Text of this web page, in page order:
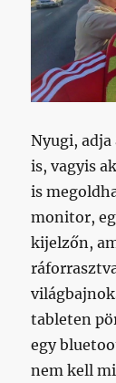
Nyugi, adja
is, vagyis
is
monitor,
kijelzőn,
tableten
egy
nem kell